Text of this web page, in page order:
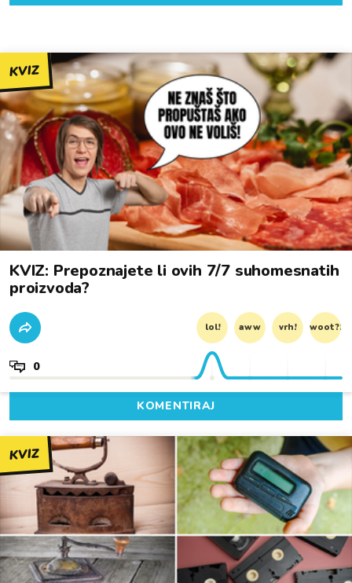
KVIZ
KVIZ: Prepoznajete li ovih 7/7 suhomesnatih
proizvoda?
lol! aww vrh! woot?!
0
KOMENTIRAJ
KVIZ